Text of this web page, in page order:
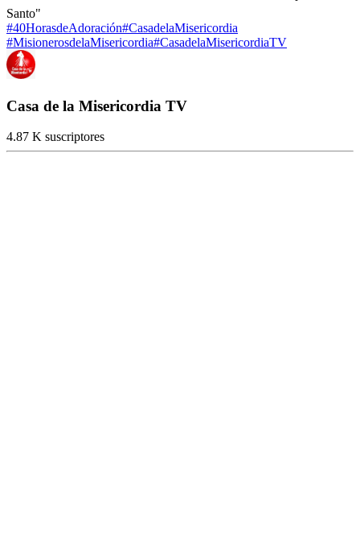
Santo"
#40HorasdeAdoración#CasadelaMisericordia
#MisionerosdelaMisericordia#CasadelaMisericordiaTV
Casa de la Misericordia TV
4.87 K suscriptores